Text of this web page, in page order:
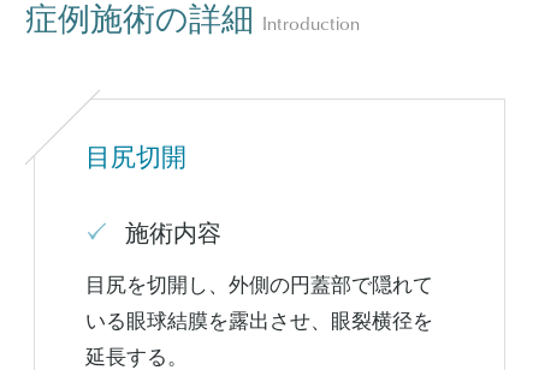
症例施術の詳細 Introduction
目尻切開
施術内容
目尻を切開し、外側の円蓋部で隠れて
いる眼球結膜を露出させ、眼裂横径を
延長する。